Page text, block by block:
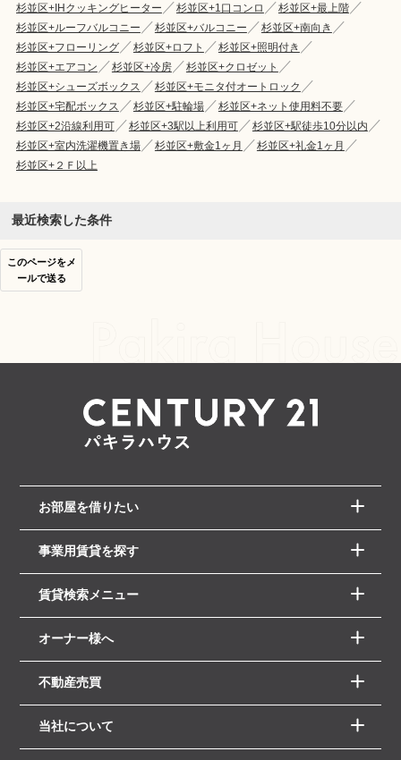
杉並区+IHクッキングヒーター
杉並区+1口コンロ
杉並区+最上階
杉並区+ルーフバルコニー
杉並区+バルコニー
杉並区+南向き
杉並区+フローリング
杉並区+ロフト
杉並区+照明付き
杉並区+エアコン
杉並区+冷房
杉並区+クロゼット
杉並区+シューズボックス
杉並区+モニタ付オートロック
杉並区+宅配ボックス
杉並区+駐輪場
杉並区+ネット使用料不要
杉並区+2沿線利用可
杉並区+3駅以上利用可
杉並区+駅徒歩10分以内
杉並区+室内洗濯機置き場
杉並区+敷金1ヶ月
杉並区+礼金1ヶ月
杉並区+２Ｆ以上
最近検索した条件
このページをメ
ールで送る
お部屋を借りたい
事業用賃貸を探す
賃貸検索メニュー
オーナー様へ
不動産売買
当社について